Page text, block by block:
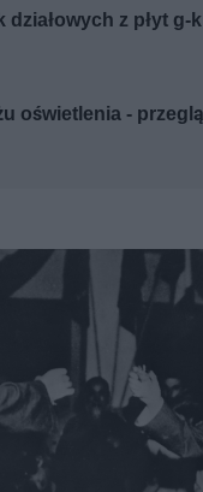
działowych z płyt g-
oświetlenia -